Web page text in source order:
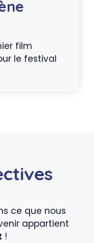
film
le festival
ce que nous
appartient
!